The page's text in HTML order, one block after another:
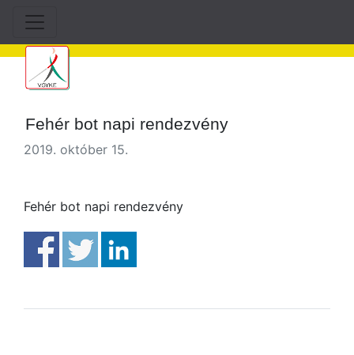
Fehér bot napi rendezvény
2019. október 15.
Fehér bot napi rendezvény